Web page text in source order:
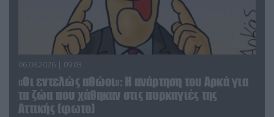
06.08.2026 | 09:03
«Οι εντελώς αθώοι»: Η ανάρτηση του Αρκά για
τα ζώα που χάθηκαν στις πυρκαγιές της
Αττικής (φωτο)